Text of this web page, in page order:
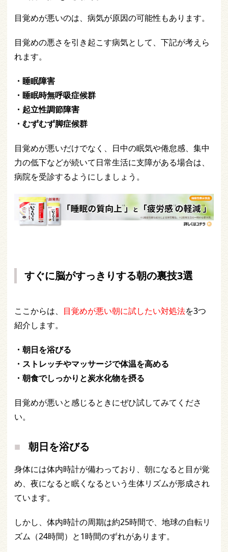
目覚めが悪いのは、病気が原因の可能性もあります。
目覚めの悪さを引き起こす病気として、下記が考えら
れます。
・睡眠障害
・睡眠時無呼吸症候群
・起立性調節障害
・むずむず脚症候群
目覚めが悪いだけでなく、日中の眠気や倦怠感、集中
力の低下などが続いて日常生活に支障がある場合は、
病院を受診するようにしましょう。
すぐに脳がすっきりする朝の裏技3選
ここからは、 目覚めが悪い朝に試したい対処法を3つ
紹介します。
・朝日を浴びる
・ストレッチやマッサージで体温を高める
・朝食でしっかりと炭水化物を摂る
目覚めが悪いと感じるときにぜひ試してみてくださ
い。
朝日を浴びる
身体には体内時計が備わっており、朝になると目が覚
め、夜になると眠くなるという生体リズムが形成され
ています。
しかし、体内時計の周期は約25時間で、地球の自転リ
ズム（24時間）と1時間のずれがあります。